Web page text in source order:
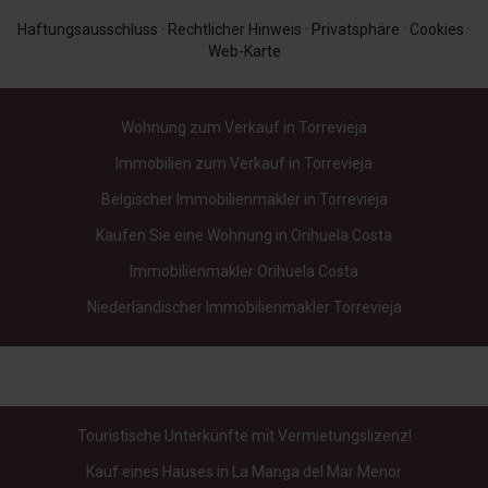
spanischen Immobilien- und Vermietungsbranche tätig.
Wir wissen genau, was Sie suchen, wenn Sie
Ferienhaus in Spanien mieten möchten.
29 Jahre Erfahrung in Verwaltung und Vermietung
Vollständiger Service in Ihrer eigenen Sprache
Individuelle Beratung, die auf Ihre Bedürfnisse
Wir begleiten Sie von A bis Z, damit Sie sorgenfrei
Haftungsausschluss · Rechtlicher Hinweis · Privatsphäre · Cookies ·
Web-Karte
Wohnung zum Verkauf in Torrevieja
Immobilien zum Verkauf in Torrevieja
Belgischer Immobilienmakler in Torrevieja
Kaufen Sie eine Wohnung in Orihuela Costa
Immobilienmakler Orihuela Costa
Niederländischer Immobilienmakler Torrevieja
Touristische Unterkünfte mit Vermietungslizenz!
Kauf eines Hauses in La Manga del Mar Menor